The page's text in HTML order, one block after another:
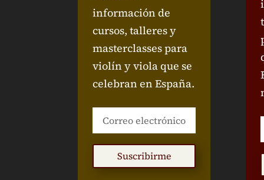
información de
cursos, talleres y
masterclasses para
violín y viola que se
celebran en España.
Suscribirme